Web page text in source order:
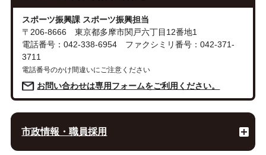
スポーツ振興課 スポーツ振興担当
〒206-8666 東京都多摩市関戸六丁目12番地1
電話番号：042-338-6954 ファクシミリ番号：042-371-
3711
電話番号のかけ間違いにご注意ください
お問い合わせは専用フォームをご利用ください。
市政情報・職員採用